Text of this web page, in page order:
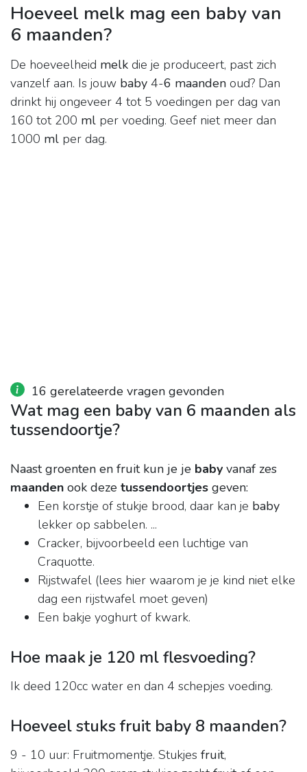
Hoeveel melk mag een baby van
6 maanden?
De hoeveelheid melk die je produceert, past zich
vanzelf aan. Is jouw baby 4-6 maanden oud? Dan
drinkt hij ongeveer 4 tot 5 voedingen per dag van
160 tot 200 ml per voeding. Geef niet meer dan
1000 ml per dag.
16 gerelateerde vragen gevonden
Wat mag een baby van 6 maanden als
tussendoortje?
Naast groenten en fruit kun je je baby vanaf zes
maanden ook deze tussendoortjes geven:
Een korstje of stukje brood, daar kan je baby
lekker op sabbelen. ...
Cracker, bijvoorbeeld een luchtige van
Craquotte.
Rijstwafel (lees hier waarom je je kind niet elke
dag een rijstwafel moet geven)
Een bakje yoghurt of kwark.
Hoe maak je 120 ml flesvoeding?
Ik deed 120cc water en dan 4 schepjes voeding.
Hoeveel stuks fruit baby 8 maanden?
9 - 10 uur: Fruitmomentje. Stukjes fruit,